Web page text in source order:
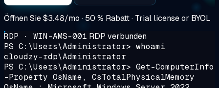
Öffnen Sie$3.48/mo · 50 % Rabatt · Trial license or BYOL
RDP · WIN-AMS-001 RDP verbunden
PS C:\Users\Administrator> whoami
cloudzy-rdp\Administrator
PS C:\Users\Administrator> Get-ComputerInfo
-Property OsName, CsTotalPhysicalMemory